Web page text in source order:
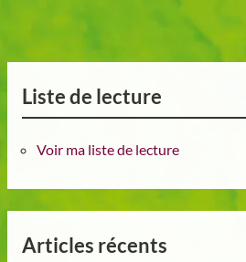
Liste de lecture
Voir ma liste de lecture
Articles récents